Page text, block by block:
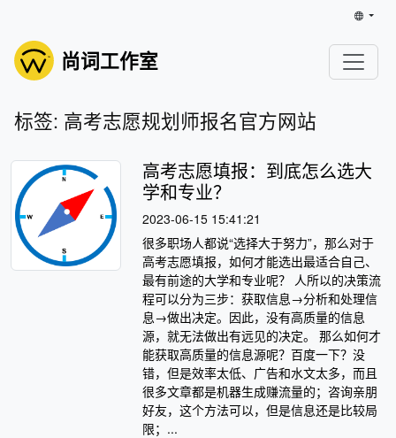
尚词工作室
标签: 高考志愿规划师报名官方网站
高考志愿填报：到底怎么选大
学和专业？
2023-06-15 15:41:21
很多职场人都说“选择大于努力”，那么对于
高考志愿填报，如何才能选出最适合自己、
最有前途的大学和专业呢？ 人所以的决策流
程可以分为三步：获取信息→分析和处理信
息→做出决定。因此，没有高质量的信息
源，就无法做出有远见的决定。 那么如何才
能获取高质量的信息源呢？百度一下？没
错，但是效率太低、广告和水文太多，而且
很多文章都是机器生成赚流量的；咨询亲朋
好友，这个方法可以，但是信息还是比较局
限；...